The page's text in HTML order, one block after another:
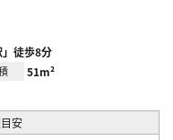
徒歩8分
51m²
安